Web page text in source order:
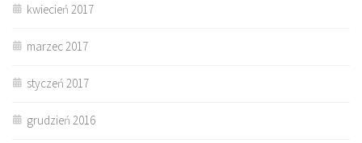
kwiecień 2017
marzec 2017
styczeń 2017
grudzień 2016